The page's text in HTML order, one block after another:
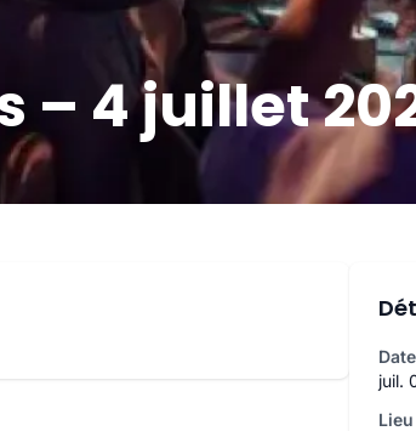
– 4 juillet
Date
juil.
Lieu